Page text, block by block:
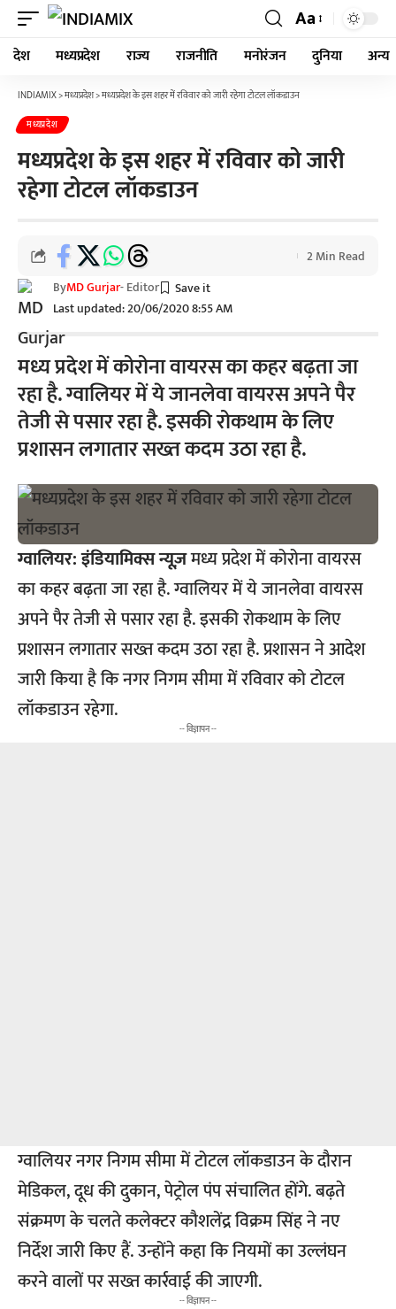
Aa
देश मध्यप्रदेश राज्य राजनीति मनोरंजन दुनिया अन्य
INDIAMIX>मध्यप्रदेश>मध्यप्रदेश के इस शहर में रविवार को जारी रहेगा टोटल लॉकडाउन
मध्यप्रदेश
मध्यप्रदेश के इस शहर में रविवार को जारी
रहेगा टोटल लॉकडाउन
Last updated: 20/06/2020 8:55 AM
ByMD Gurjar- Editor
2 Min Read
मध्य प्रदेश में कोरोना वायरस का कहर बढ़ता जा
रहा है. ग्वालियर में ये जानलेवा वायरस अपने पैर
तेजी से पसार रहा है. इसकी रोकथाम के लिए
प्रशासन लगातार सख्त कदम उठा रहा है.
ग्वालियर:इंडियामिक्स न्यूज़मध्य प्रदेश में कोरोना वायरस
का कहर बढ़ता जा रहा है. ग्वालियर में ये जानलेवा वायरस
अपने पैर तेजी से पसार रहा है. इसकी रोकथाम के लिए
प्रशासन लगातार सख्त कदम उठा रहा है. प्रशासन ने आदेश
जारी किया है कि नगर निगम सीमा में रविवार को टोटल
लॉकडाउन रहेगा.
-- विज्ञापन --
ग्वालियर नगर निगम सीमा में टोटल लॉकडाउन के दौरान
मेडिकल, दूध की दुकान, पेट्रोल पंप संचालित होंगे. बढ़ते
संक्रमण के चलते कलेक्टर कौशलेंद्र विक्रम सिंह ने नए
निर्देश जारी किए हैं. उन्होंने कहा कि नियमों का उल्लंघन
करने वालों पर सख्त कार्रवाई की जाएगी.
-- विज्ञापन --